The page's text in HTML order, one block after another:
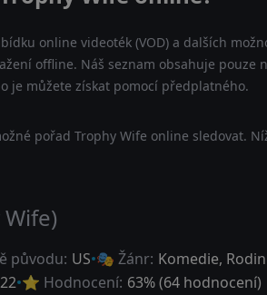
online videoték (VOD) a dalších
offline. Náš seznam obsahuje pouze
je můžete získat pomocí předplatného.
pořad Trophy Wife online sledovat.
původu: US 🎭 Žánr: Komedie,
22 ⭐ Hodnocení: 63% (64 hodnocení)